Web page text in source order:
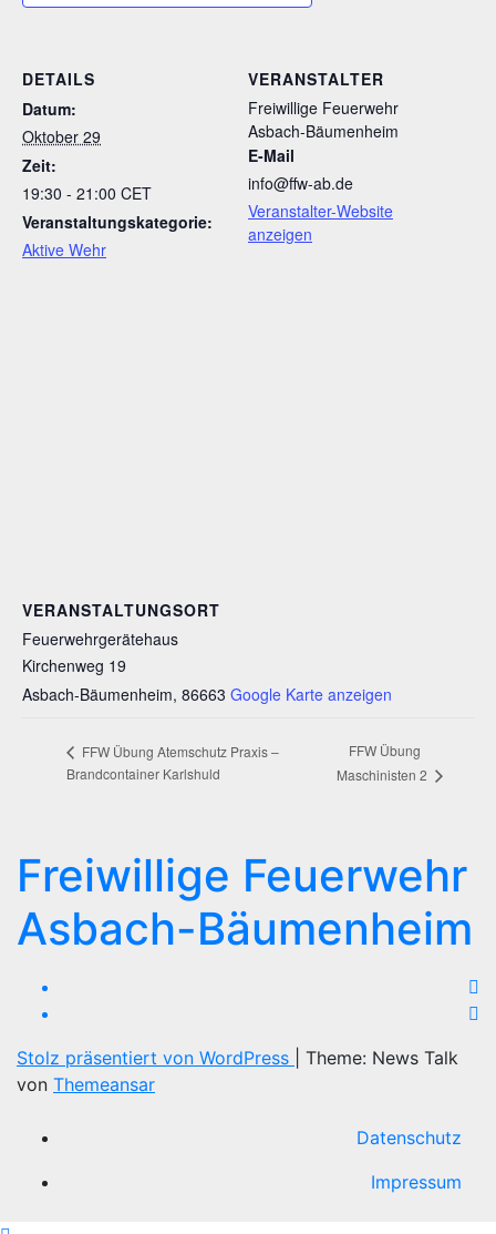
DETAILS
Datum:
Oktober 29
Zeit:
19:30 - 21:00 CET
Veranstaltungskategorie:
Aktive Wehr
VERANSTALTER
Freiwillige Feuerwehr
Asbach-Bäumenheim
E-Mail
info@ffw-ab.de
Veranstalter-Website
anzeigen
VERANSTALTUNGSORT
Feuerwehrgerätehaus
Kirchenweg 19
Asbach-Bäumenheim, 86663 Google Karte anzeigen
FFW Übung Atemschutz Praxis –
Brandcontainer Karlshuld
FFW Übung
Maschinisten 2
Freiwillige Feuerwehr
Asbach-Bäumenheim
Stolz präsentiert von WordPress
Theme: News Talk
von Themeansar
Datenschutz
Impressum